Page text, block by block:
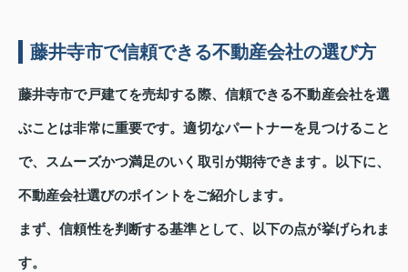
藤井寺市で信頼できる不動産会社の選び方
藤井寺市で戸建てを売却する際、信頼できる不動産会社を選
ぶことは非常に重要です。適切なパートナーを見つけること
で、スムーズかつ満足のいく取引が期待できます。以下に、
不動産会社選びのポイントをご紹介します。
まず、信頼性を判断する基準として、以下の点が挙げられま
す。